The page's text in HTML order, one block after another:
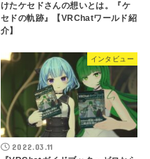
けたケセドさんの想いとは。『ケ
セドの軌跡』【VRChatワールド紹
介】
インタビュー
2022.03.11